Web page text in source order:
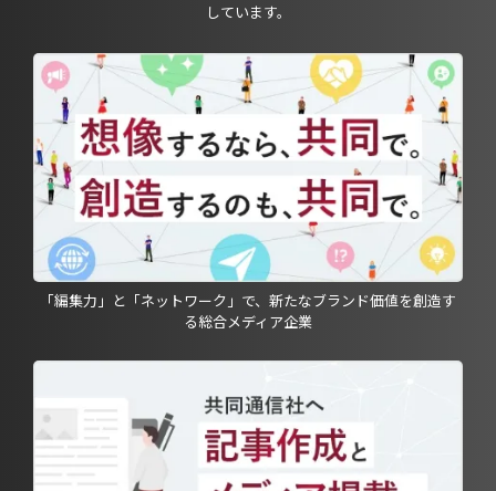
しています。
「編集力」と「ネットワーク」で、新たなブランド価値を創造す
る総合メディア企業